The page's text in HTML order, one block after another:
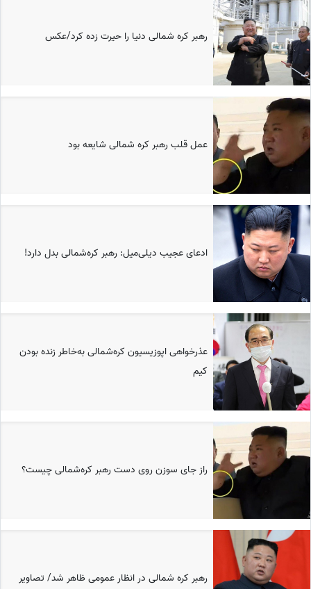
رهبر کره شمالی دنیا را حیرت زده کرد/عکس
عمل قلب رهبر کره شمالی شایعه بود
ادعای عجیب دیلی‌میل: رهبر کره‌شمالی بدل دارد!
عذرخواهی اپوزیسیون کره‌شمالی به‌خاطر زنده بودن
کیم
راز جای سوزن روی دست رهبر کره‌شمالی چیست؟
رهبر کره شمالی در انظار عمومی ظاهر شد/ تصاویر